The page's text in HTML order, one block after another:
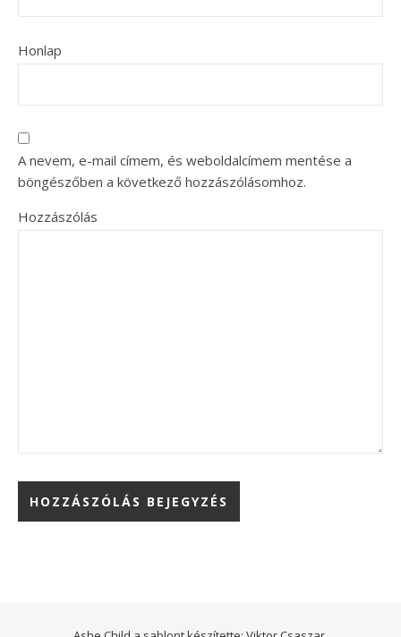
Honlap
A nevem, e-mail címem, és weboldalcímem mentése a
böngészőben a következő hozzászólásomhoz.
Hozzászólás